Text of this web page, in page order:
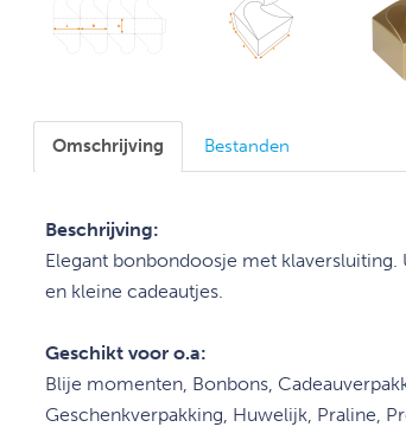
Omschrijving Bestanden
Beschrijving:
Elegant bonbondoosje met klaversluiting.
en kleine cadeautjes.
Geschikt voor o.a:
Blije momenten, Bonbons,
Geschenkverpakking, Huwelijk, Praline,